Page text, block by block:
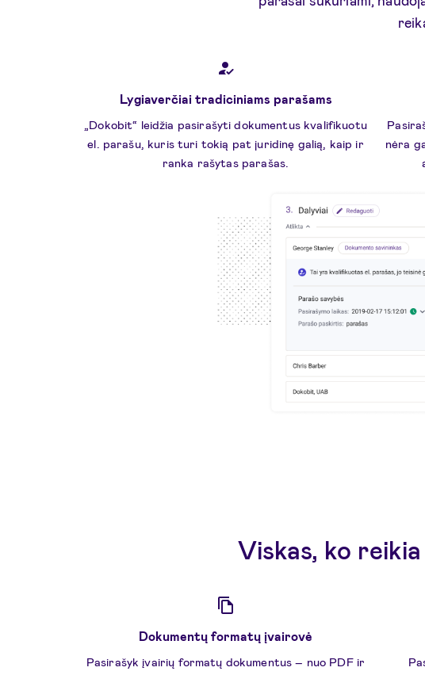
Lygiaverčiai tradiciniams parašams
„Dokobit“ leidžia pasirašyti dokumentus kvalifikuotu
el. parašu, kuris turi tokią pat juridinę galią, kaip ir
ranka rašytas parašas.
nėra
Viskas, ko
Dokumentų formatų įvairovė
Pasirašyk įvairių formatų dokumentus – nuo PDF ir